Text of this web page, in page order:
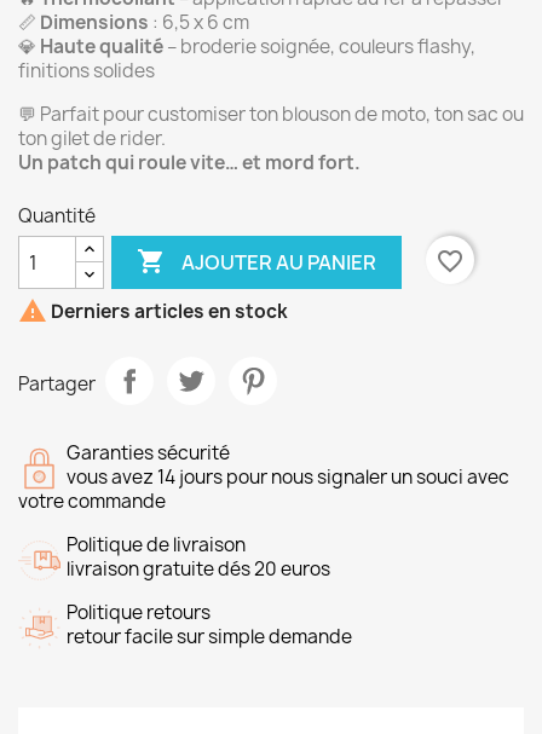
📏 Dimensions : 6,5 x 6 cm
💎 Haute qualité– broderie soignée, couleurs flashy,
finitions solides
💬 Parfait pour customiser ton blouson de moto, ton sac ou
ton gilet de rider.
Un patch qui roule vite… et mord fort.
Quantité
 AJOUTER AU PANIER
favorite_border
 Derniers articles en stock
Partager
Garanties sécurité
vous avez 14 jours pour nous signaler un souci avec
votre commande
Politique de livraison
livraison gratuite dés 20 euros
Politique retours
retour facile sur simple demande